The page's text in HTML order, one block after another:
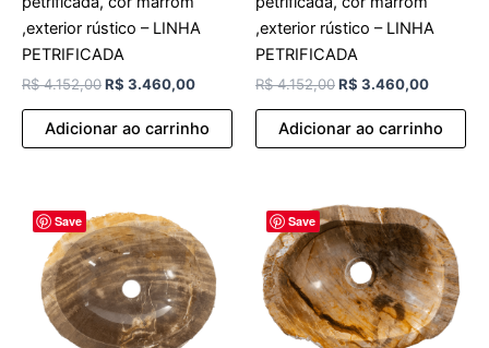
,exterior rústico – LINHA
PETRIFICADA
R$4.152,00R$ 3.460,00
Adicionar ao carrinho
,exterior rústico – LINHA
PETRIFICADA
R$4.152,00R$ 3.460,00
Adicionar ao carrinho
Save
preço
original
era:
R$ 4.152,00.
atual
é:
R$ 3.460,00.
Save
O
preço
original
era:
R$ 4.152,00.
preço
atual
é:
R$